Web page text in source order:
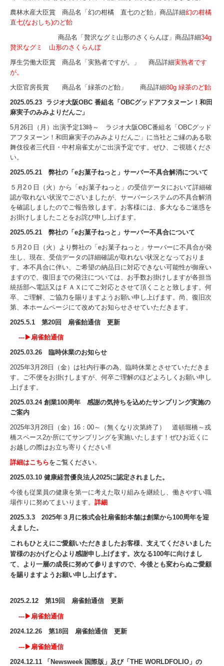
農林水産大臣賞 商品名「幻の柑橘 直七のど飴」商品詳細幻の柑橘
直七(なおしち)のど飴
商品名「贅沢なグミ山形のさくらんぼ」商品詳細34g
贅沢なグミ 山形のさくらんぼ
厚生労働大臣賞 商品名「実熟者ですが。」 商品詳細実熟者です
が。
大臣官房長賞 商品名「緑茶のど飴」 商品詳細80g 緑茶のど飴
2025.05.23 ラジオ大阪OBC 番組名「OBCグッドアフタヌーン！和田
麻実子のみみよりだんご」
5月26日（月）出演予定13時～ ラジオ大阪OBC番組名「OBCグッド
アフタヌーン！和田麻実子のみみよりだんご」に当社とご縁のある歌
舞伎役者三代目・中村扇雀丈がご出演予定です。ぜひ、ご視聴くださ
い。
2025.05.21 弊社の「eお菓子ねっと」サーバー不具合解消について
５月2０日（火）から「eお菓子ねっと」の受信データにおいて詳細確
認が取れない状況でございましたが、サーバーシステムの不具合解消
を確認しましたのでご報告致します。お客様には、多大なるご迷惑を
お掛けしましたことをお詫び申し上げます。
2025.05.21 弊社の「eお菓子ねっと」サーバー不具合について
５月2０日（火）より弊社の「eお菓子ねっと」サーバーに不具合が発
生し、現在、受信データの詳細確認が取れない状況となっておりま
す。本不具合に伴い、ご希望の納品日に対応できない可能性が御座い
ますので、 復旧までの発注については、お手数お掛けしますが各担当
統括部へ電話又はＦＡＸにてご対応とさせて頂くことと致します。何
卒、ご理解、ご協力を賜りますようお願い申し上げます。尚、復旧次
第、本ホームページにて改めてお知らせさせていただきます。
2025.5.1 第20回 扇雀飴通信 更新
---▶ 扇雀飴通信
2025.03.26 臨時休業のお知らせ
2025年3月28日（金）は社内行事の為、臨時休業とさせていただきま
す。ご不便をお掛けしますが、何卒ご理解のほどよろしくお願い申し
上げます。
2025.03.24 創業100周年 感謝の気持ちを込めたサンプリング実施の
ご案内
2025年3月28日（金）16：00～（無くなり次第終了） 道頓堀橋～戎
橋スペース2か所にてサンプリングを実施いたします！ぜひお近くに
お越しの際はお立ち寄りください‼
詳細はこちらをご覧ください
2025.03.10 健康経営優良法人2025に認定されました。
今後も従業員の健康を第一に考えた取り組みを継続し、働きやすい職
場作りに努めてまいります。 詳細
2025.3.3 2025年３月に株式会社扇雀飴本舗は創業から100周年を迎
えました。
これもひとえにご愛顧いただきましたお客様、支えてくださいました
皆様のおかげと心より感謝申し上げます。次なる100年に向けまし
て、より一層の成長に努めて参りますので、今後とも変わらぬご愛顧
を賜りますようお願い申し上げます。
2025.2.12 第19回 扇雀飴通信 更新
---▶ 扇雀飴通信
2024.12.26 第18回 扇雀飴通信 更新
---▶ 扇雀飴通信
2024.12.11
「Newsweek 国際版」及び「THE WORLDFOLIO」の